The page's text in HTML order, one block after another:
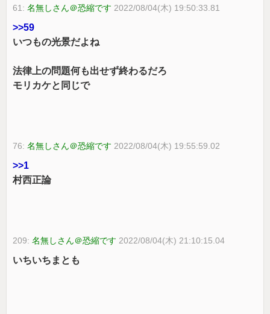
61:名無しさん＠恐縮です 2022/08/04(木) 19:50:33.81
>>59
いつもの光景だよね
法律上の問題何も出せず終わるだろ
モリカケと同じで
76:名無しさん＠恐縮です 2022/08/04(木) 19:55:59.02
>>1
村西正論
209:名無しさん＠恐縮です 2022/08/04(木) 21:10:15.04
いちいちまとも